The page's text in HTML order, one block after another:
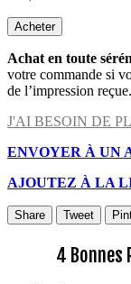
Acheter
Achat en toute
votre commande si
de l’impression reçue.
J'AI BESOIN DE
ENVOYER À UN
AJOUTEZ À LA
Share Tweet
4 Bonnes